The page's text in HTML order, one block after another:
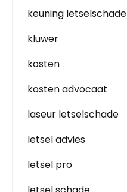
keuning letselschade
kluwer
kosten
kosten advocaat
laseur letselschade
letsel advies
letsel pro